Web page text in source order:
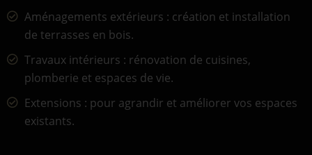
Aménagements extérieurs : création et installation
de terrasses en bois.
Travaux intérieurs : rénovation de cuisines,
plomberie et espaces de vie.
Extensions : pour agrandir et améliorer vos espaces
existants.